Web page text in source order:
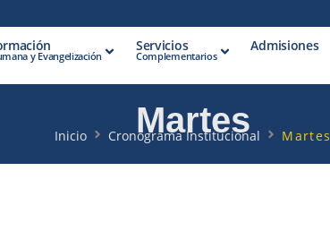
y Evangelización
Servicios
Complementarios
Admisiones
Martes
Inicio Cronograma Institucional Martes